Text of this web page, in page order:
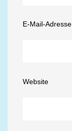
E-Mail-Adresse
Website